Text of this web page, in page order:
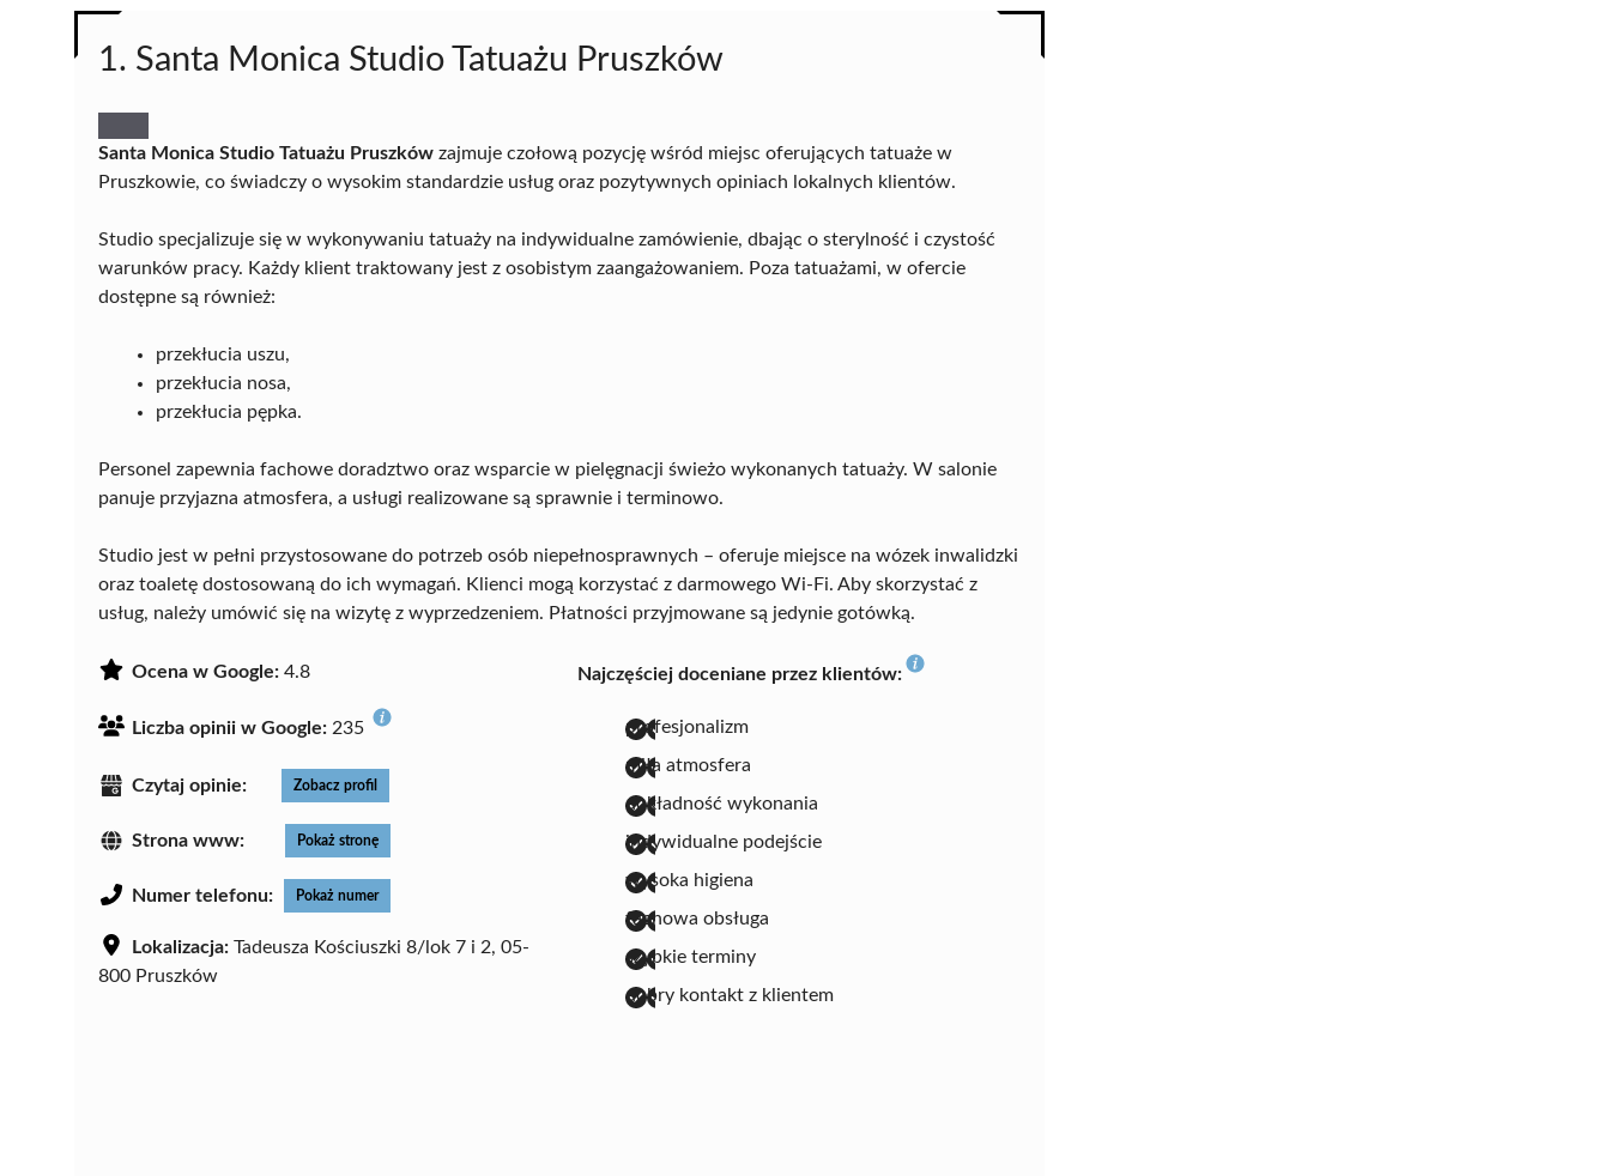
1. Santa Monica Studio Tatuażu Pruszków
Santa Monica Studio Tatuażu Pruszków zajmuje czołową pozycję wśród miejsc oferujących tatuaże w
Pruszkowie, co świadczy o wysokim standardzie usług oraz pozytywnych opiniach lokalnych klientów.
Studio specjalizuje się w wykonywaniu tatuaży na indywidualne zamówienie, dbając o sterylność i czystość
warunków pracy. Każdy klient traktowany jest z osobistym zaangażowaniem. Poza tatuażami, w ofercie
dostępne są również:
przekłucia uszu,
przekłucia nosa,
przekłucia pępka.
Personel zapewnia fachowe doradztwo oraz wsparcie w pielęgnacji świeżo wykonanych tatuaży. W salonie
panuje przyjazna atmosfera, a usługi realizowane są sprawnie i terminowo.
Studio jest w pełni przystosowane do potrzeb osób niepełnosprawnych – oferuje miejsce na wózek inwalidzki
oraz toaletę dostosowaną do ich wymagań. Klienci mogą korzystać z darmowego Wi-Fi. Aby skorzystać z
usług, należy umówić się na wizytę z wyprzedzeniem. Płatności przyjmowane są jedynie gotówką.
Ocena w Google: 4.8
Liczba opinii w Google: 235
Czytaj opinie: Zobacz profil
Strona www: Pokaż stronę
Numer telefonu: Pokaż numer
Lokalizacja: Tadeusza Kościuszki 8/lok 7 i 2, 05-
800 Pruszków
Najczęściej doceniane przez klientów:
profesjonalizm
miła atmosfera
dokładność wykonania
indywidualne podejście
wysoka higiena
fachowa obsługa
szybkie terminy
dobry kontakt z klientem